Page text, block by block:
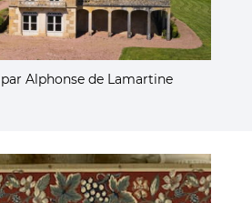
Alphonse de Lamartine